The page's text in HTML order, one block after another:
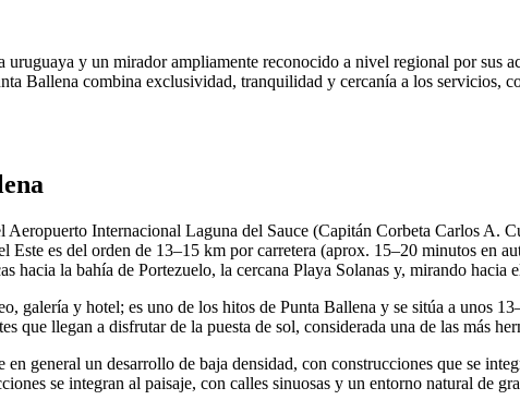
uruguaya y un mirador ampliamente reconocido a nivel regional por sus
Ballena combina exclusividad, tranquilidad y cercanía a los servicios,
Internacional Laguna del Sauce (Capitán Corbeta Carlos A.
es del orden de 13–15 km por carretera (aprox. 15–20 minutos en
hacia la bahía de Portezuelo, la cercana Playa Solanas y, mirando
galería y hotel; es uno de los hitos de Punta Ballena y se sitúa a unos
que llegan a disfrutar de la puesta de sol, considerada una de las más
general un desarrollo de baja densidad, con construcciones que se
se integran al paisaje, con calles sinuosas y un entorno natural de